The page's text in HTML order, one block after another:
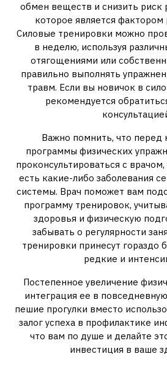
обмен веществ и снизить риск
которое является фактором
Силовые тренировки можно
в неделю, используя
отягощениями или
правильно выполнять
травм. Если вы новичок в
рекомендуется
Важно помнить, что перед
программы физических
проконсультироваться с
есть какие-либо заболевания
системы. Врач поможет вам
программу тренировок,
здоровья и физическую
забывать о регулярности
тренировки принесут гораздо
редкие и
Постепенное увеличение
интеграция ее в
пешие прогулки вместо
залог успеха в профилактике
что вам по душе и делайте
инвестиция в ваше